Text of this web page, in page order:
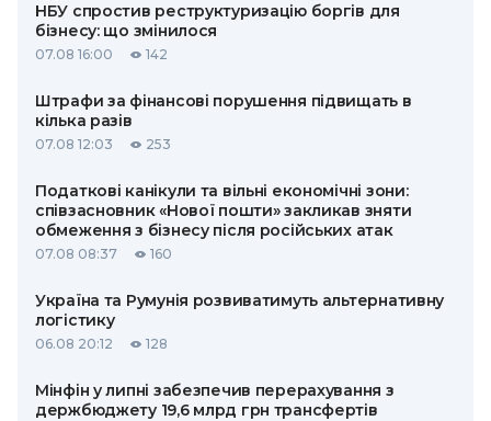
НБУ спростив реструктуризацію боргів для
бізнесу: що змінилося
07.08 16:00 142
Штрафи за фінансові порушення підвищать в
кілька разів
07.08 12:03 253
Податкові канікули та вільні економічні зони:
співзасновник «Нової пошти» закликав зняти
обмеження з бізнесу після російських атак
07.08 08:37 160
Україна та Румунія розвиватимуть альтернативну
логістику
06.08 20:12 128
Мінфін у липні забезпечив перерахування з
держбюджету 19,6 млрд грн трансфертів